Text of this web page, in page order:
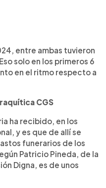
entre ambas tuvieron
solo en los primeros 6
en el ritmo respecto a
CGS
ha recibido, en los
y es que de allí se
funerarios de los
Patricio Pineda, de la
Digna, es de unos